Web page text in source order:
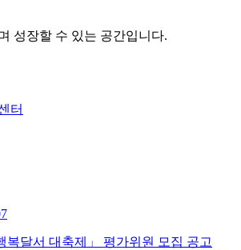
성장할 수 있는 공간입니다.
터
복달서 대축제」 평가위원 모집 공고